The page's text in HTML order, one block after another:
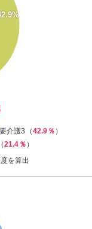
要介護3（42.9％ ）
21.4％ ）
を算出